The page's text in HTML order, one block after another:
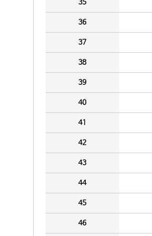
35
36
37
38
39
40
41
42
43
44
45
46